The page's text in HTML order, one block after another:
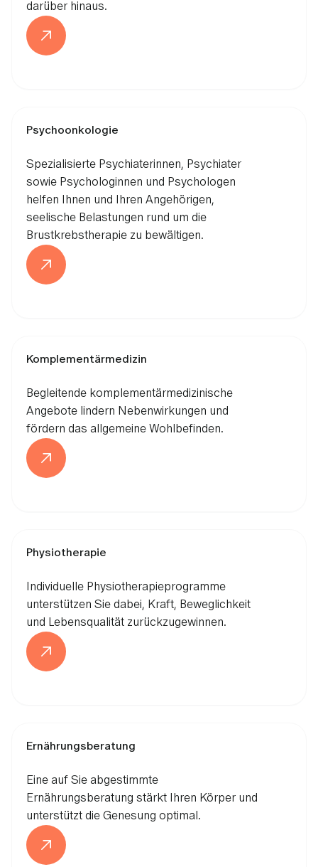
darüber hinaus.
Psychoonkologie
Spezialisierte Psychiaterinnen, Psychiater
sowie Psychologinnen und Psychologen
helfen Ihnen und Ihren Angehörigen,
seelische Belastungen rund um die
Brustkrebstherapie zu bewältigen.
Komplementärmedizin
Begleitende komplementärmedizinische
Angebote lindern Nebenwirkungen und
fördern das allgemeine Wohlbefinden.
Physiotherapie
Individuelle Physiotherapieprogramme
unterstützen Sie dabei, Kraft, Beweglichkeit
und Lebensqualität zurückzugewinnen.
Ernährungsberatung
Eine auf Sie abgestimmte
Ernährungsberatung stärkt Ihren Körper und
unterstützt die Genesung optimal.